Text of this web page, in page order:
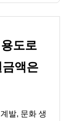
도로
액은
발, 문화 생